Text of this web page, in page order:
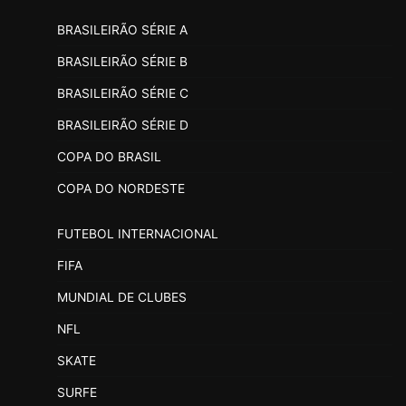
BRASILEIRÃO SÉRIE A
BRASILEIRÃO SÉRIE B
BRASILEIRÃO SÉRIE C
BRASILEIRÃO SÉRIE D
COPA DO BRASIL
COPA DO NORDESTE
FUTEBOL INTERNACIONAL
FIFA
MUNDIAL DE CLUBES
NFL
SKATE
SURFE